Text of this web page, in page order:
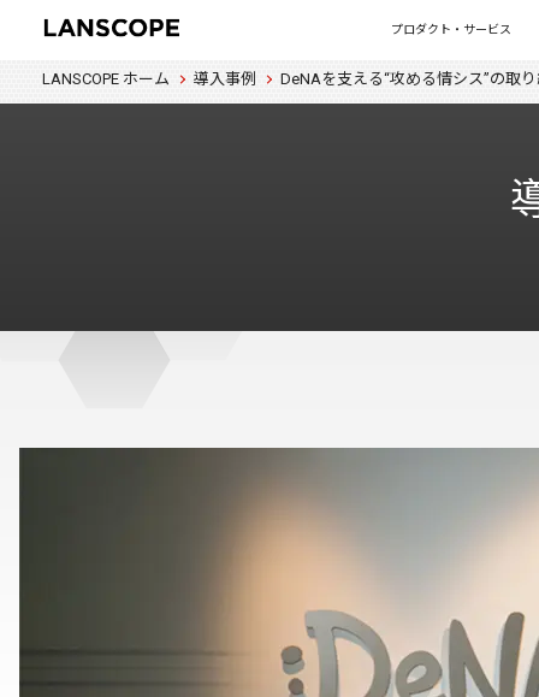
プロダクト・サービス
LANSCOPE ホーム 導入事例 DeNAを支える“攻める情シス”の取